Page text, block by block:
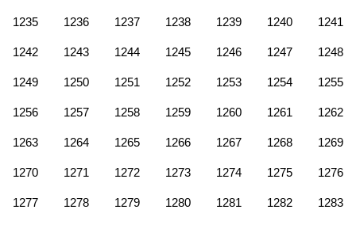
1235 1236 1237 1238 1239 1240 1241
1242 1243 1244 1245 1246 1247 1248
1249 1250 1251 1252 1253 1254 1255
1256 1257 1258 1259 1260 1261 1262
1263 1264 1265 1266 1267 1268 1269
1270 1271 1272 1273 1274 1275 1276
1277 1278 1279 1280 1281 1282 1283